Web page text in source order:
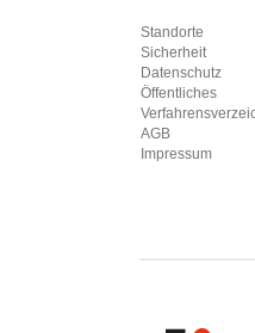
Standorte
Sicherheit
Datenschutz
Öffentliches
AGB
Impressum